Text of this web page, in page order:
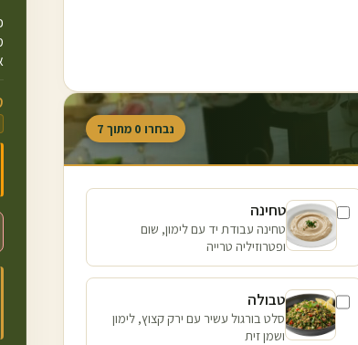
נבחרו 0 מתוך 7
טחינה
טחינה עבודת יד עם לימון, שום
ופטרוזיליה טרייה
טבולה
סלט בורגול עשיר עם ירק קצוץ, לימון
ושמן זית